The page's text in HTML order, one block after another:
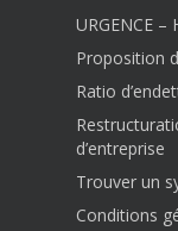
URGENCE –
Proposition
Ratio
d’entreprise
Trouver un
Conditions